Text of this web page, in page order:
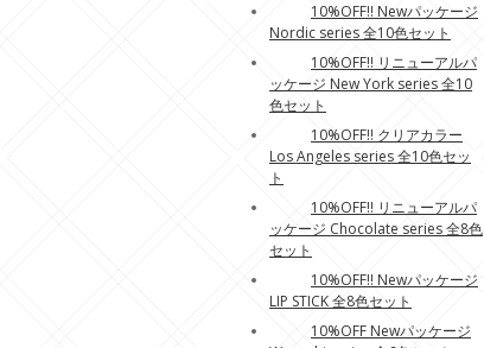
10%OFF!! Newパッケージ
Nordic series 全10色セット
10%OFF!! リニューアルパ
ッケージ New York series 全10
色セット
10%OFF!! クリアカラー
Los Angeles series 全10色セッ
ト
10%OFF!! リニューアルパ
ッケージ Chocolate series 全8色
セット
10%OFF!! Newパッケージ
LIP STICK 全8色セット
10%OFF Newパッケージ